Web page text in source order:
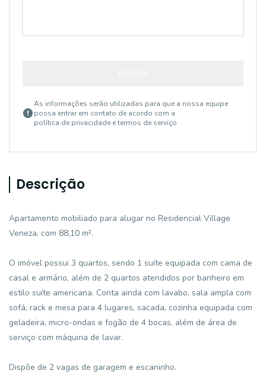
As informações serão utilizadas para que a nossa equipe
possa entrar em contato de acordo com a
política de privacidade e termos de serviço
Descrição
Apartamento mobiliado para alugar no Residencial Village
Veneza, com 88,10 m².
O imóvel possui 3 quartos, sendo 1 suíte equipada com cama de
casal e armário, além de 2 quartos atendidos por banheiro em
estilo suíte americana. Conta ainda com lavabo, sala ampla com
sofá, rack e mesa para 4 lugares, sacada, cozinha equipada com
geladeira, micro-ondas e fogão de 4 bocas, além de área de
serviço com máquina de lavar.
Dispõe de 2 vagas de garagem e escaninho.